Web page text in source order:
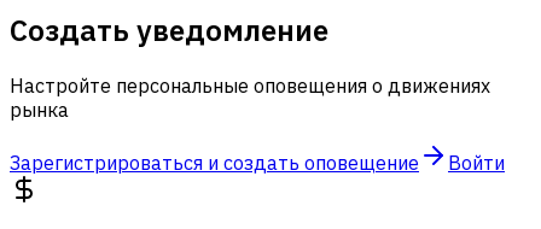
Создать уведомление
Настройте персональные оповещения о движениях
рынка
Зарегистрироваться и создать оповещение Войти